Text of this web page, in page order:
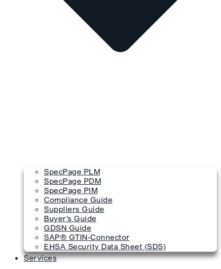
SpecPage PLM
SpecPage PDM
SpecPage PIM
Compliance Guide
Suppliers Guide
Buyer’s Guide
GDSN Guide
SAP® GTIN-Connector
EHSA Security Data Sheet (SDS)
Services